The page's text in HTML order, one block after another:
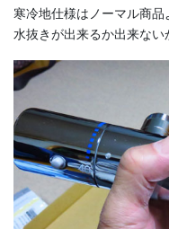
寒冷地仕様はノーマル商品
水抜きが出来るか出来ない